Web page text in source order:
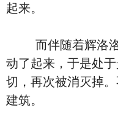
起来。
而伴随着辉洛洛
动了起来，于是处
切，再次被消灭掉
建筑。